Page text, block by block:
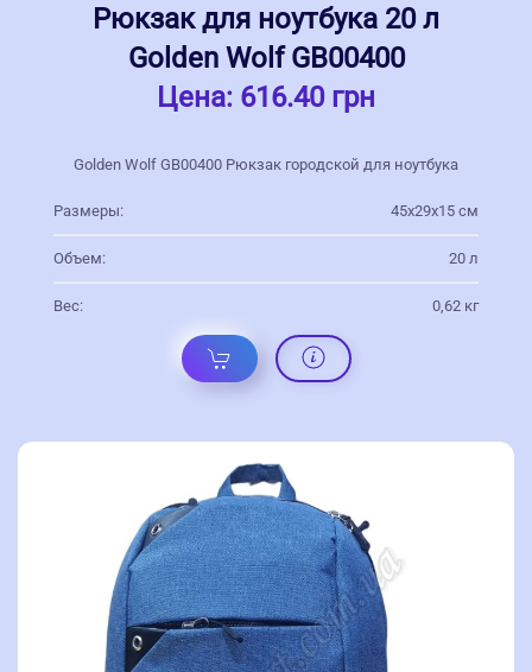
Рюкзак для ноутбука 20 л
Golden Wolf GB00400
Цена: 616.40 грн
Golden Wolf GB00400 Рюкзак городской для ноутбука
Размеры: 45х29х15 см
Объем: 20 л
Вес: 0,62 кг